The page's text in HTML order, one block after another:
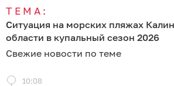
ТЕМА:
Ситуация на морских пляжах
области в купальный сезон 2026
Свежие новости по теме
10:08